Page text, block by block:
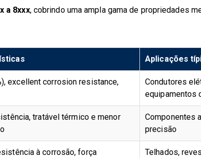
a 8xxx, cobrindo uma ampla gama de propriedades
Aplicações
excellent corrosion resistance,
Condutores
equipamentos
tratável térmico e menor
Componentes
precisão
à corrosão, força Telhados,